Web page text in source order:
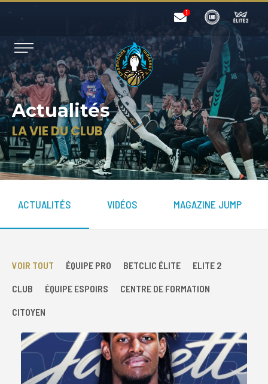
Actualités
LA VIE DU CLUB
ACTUALITÉS VIDÉOS MAGAZINE JUMP
VOIR TOUT ÉQUIPE PRO BETCLIC ÉLITE ELITE 2
CLUB ÉQUIPE ESPOIRS CENTRE DE FORMATION
CITOYEN